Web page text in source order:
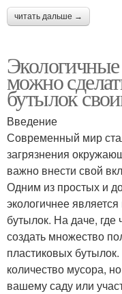
читать дальше →
можно
бутылок
Введение
Современный мир
загрязнения
важно внести свой
Одним из простых и
экологичнее
бутылок. На даче, где
создать множество
пластиковых
количество мусора,
вашему саду или